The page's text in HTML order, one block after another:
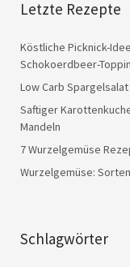
Letzte Rezepte
Köstliche Picknick-
Schokoerdbeer-
Low Carb
Saftiger
Mandeln
7 Wurzelgemüse
Wurzelgemüse:
Schlagwörter